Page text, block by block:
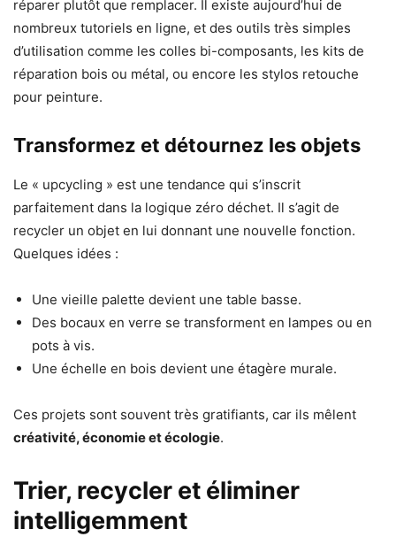
réparer plutôt que remplacer. Il existe aujourd’hui de
nombreux tutoriels en ligne, et des outils très simples
d’utilisation comme les colles bi-composants, les kits de
réparation bois ou métal, ou encore les stylos retouche
pour peinture.
Transformez et détournez les objets
Le « upcycling » est une tendance qui s’inscrit
parfaitement dans la logique zéro déchet. Il s’agit de
recycler un objet en lui donnant une nouvelle fonction.
Quelques idées :
Une vieille palette devient une table basse.
Des bocaux en verre se transforment en lampes ou en
pots à vis.
Une échelle en bois devient une étagère murale.
Ces projets sont souvent très gratifiants, car ils mêlent
créativité, économie et écologie.
Trier, recycler et éliminer
intelligemment